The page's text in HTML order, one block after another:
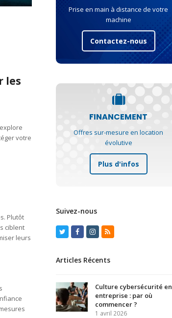
les
votre
Plutôt
ciblent
leurs
Prise en main à distance de votre
machine
Contactez-nous
FINANCEMENT
Offres sur-mesure en location
évolutive
Plus d'infos
Suivez-nous
TwitterFacebook
Instagram
RSS
Articles Récents
Culture cybersécurité en
entreprise : par où
commencer ?
1 avril 2026